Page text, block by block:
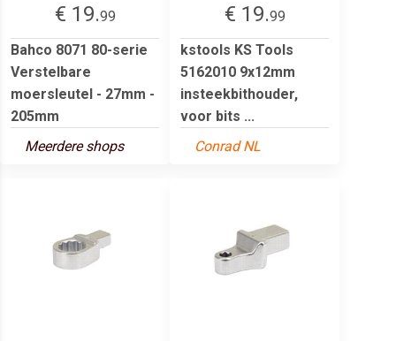
€ 19.99
Bahco 8071 80-serie
Verstelbare
moersleutel - 27mm -
205mm
Meerdere shops
€ 19.99
kstools KS Tools
5162010 9x12mm
insteekbithouder,
voor bits ...
Conrad NL